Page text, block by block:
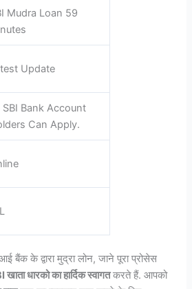
Mudra Loan 59
Update
SBI Bank Account
Can Apply.
बैंक के द्वारा मुद्रा लोन, जाने पूरा प्रोसेस
खाता धारको का हार्दिक स्वागतकरते हैं. आपको